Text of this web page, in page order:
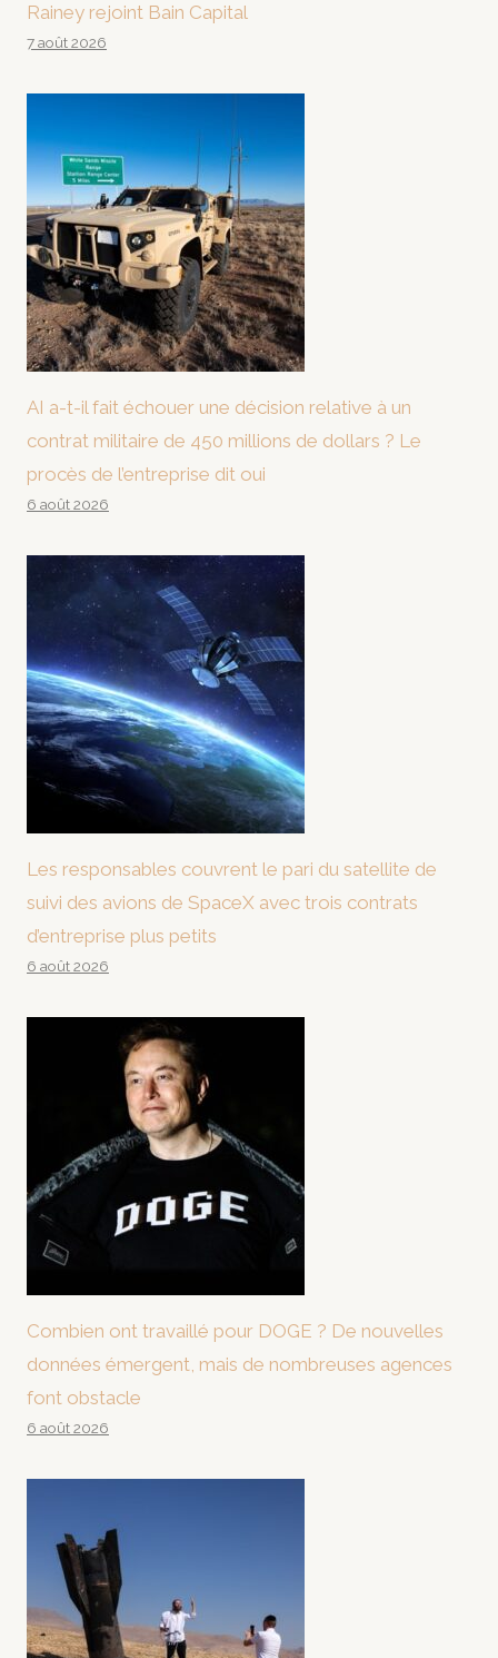
Rainey rejoint Bain Capital
7 août 2026
AI a-t-il fait échouer une décision relative à un
contrat militaire de 450 millions de dollars ? Le
procès de l’entreprise dit oui
6 août 2026
Les responsables couvrent le pari du satellite de
suivi des avions de SpaceX avec trois contrats
d’entreprise plus petits
6 août 2026
Combien ont travaillé pour DOGE ? De nouvelles
données émergent, mais de nombreuses agences
font obstacle
6 août 2026